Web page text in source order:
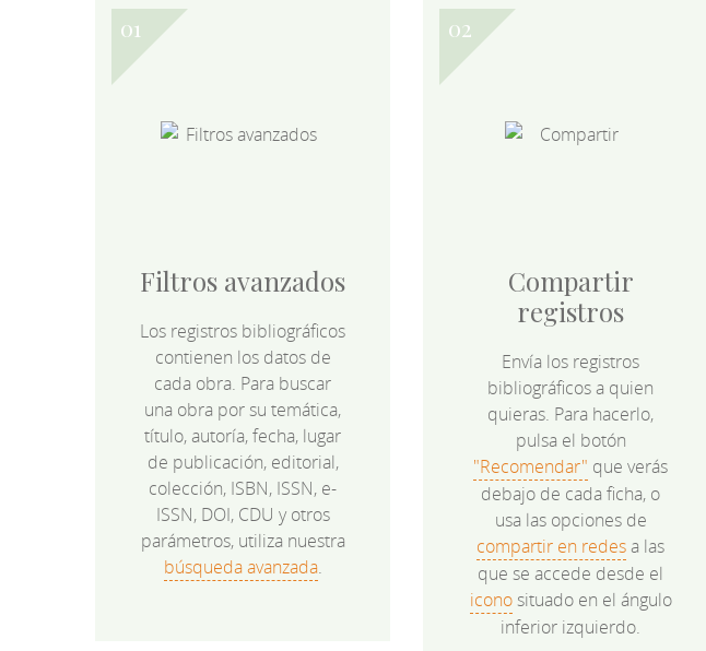
Filtros avanzados
Los registros bibliográficos
contienen los datos de
cada obra. Para buscar
una obra por su temática,
título, autoría, fecha, lugar
de publicación, editorial,
colección, ISBN, ISSN, e-
ISSN, DOI, CDU y otros
parámetros, utiliza nuestra
búsqueda avanzada.
Compartir
registros
Envía los registros
bibliográficos a quien
quieras. Para hacerlo,
pulsa el botón
"Recomendar" que verás
debajo de cada ficha, o
usa las opciones de
compartir en redesa las
que se accede desde el
iconosituado en el ángulo
inferior izquierdo.